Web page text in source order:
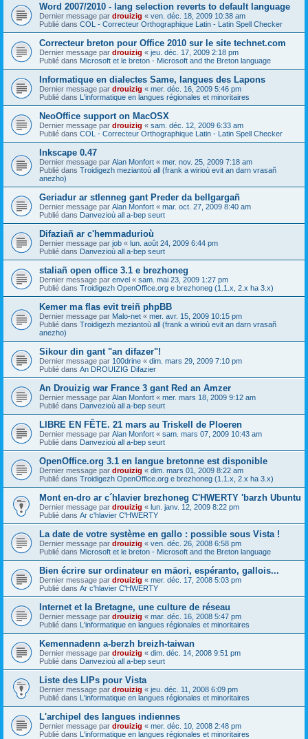
Word 2007/2010 - lang selection reverts to default language
Dernier message par drouizig « ven. déc. 18, 2009 10:38 am
Publié dans COL - Correcteur Orthographique Latin - Latin Spell Checker
Correcteur breton pour Office 2010 sur le site technet.com
Dernier message par drouizig « jeu. déc. 17, 2009 2:18 pm
Publié dans Microsoft et le breton - Microsoft and the Breton language
Informatique en dialectes Same, langues des Lapons
Dernier message par drouizig « mer. déc. 16, 2009 5:46 pm
Publié dans L'informatique en langues régionales et minoritaires
NeoOffice support on MacOSX
Dernier message par drouizig « sam. déc. 12, 2009 6:33 am
Publié dans COL - Correcteur Orthographique Latin - Latin Spell Checker
Inkscape 0.47
Dernier message par Alan Monfort « mer. nov. 25, 2009 7:18 am
Publié dans Troidigezh meziantoù all (frank a wirioù evit an darn vrasañ
anezho)
Geriadur ar stlenneg gant Preder da bellgargañ
Dernier message par Alan Monfort « mar. oct. 27, 2009 8:40 am
Publié dans Danvezioù all a-bep seurt
Difaziañ ar c'hemmadurioù
Dernier message par job « lun. août 24, 2009 6:44 pm
Publié dans Danvezioù all a-bep seurt
staliañ open office 3.1 e brezhoneg
Dernier message par envel « sam. mai 23, 2009 1:27 pm
Publié dans Troidigezh OpenOffice.org e brezhoneg (1.1.x, 2.x ha 3.x)
Kemer ma flas evit treiñ phpBB
Dernier message par Malo-net « mer. avr. 15, 2009 10:15 pm
Publié dans Troidigezh meziantoù all (frank a wirioù evit an darn vrasañ
anezho)
Sikour din gant "an difazer"!
Dernier message par 100drine « dim. mars 29, 2009 7:10 pm
Publié dans An DROUIZIG Difazier
An Drouizig war France 3 gant Red an Amzer
Dernier message par Alan Monfort « mer. mars 18, 2009 9:12 am
Publié dans Danvezioù all a-bep seurt
LIBRE EN FÊTE. 21 mars au Triskell de Ploeren
Dernier message par Alan Monfort « sam. mars 07, 2009 10:43 am
Publié dans Danvezioù all a-bep seurt
OpenOffice.org 3.1 en langue bretonne est disponible
Dernier message par drouizig « dim. mars 01, 2009 8:22 am
Publié dans Troidigezh OpenOffice.org e brezhoneg (1.1.x, 2.x ha 3.x)
Mont en-dro ar c´hlavier brezhoneg C'HWERTY 'barzh Ubuntu
Dernier message par drouizig « lun. janv. 12, 2009 8:22 pm
Publié dans Ar c'hlavier C'HWERTY
La date de votre système en gallo : possible sous Vista !
Dernier message par drouizig « ven. déc. 26, 2008 6:58 pm
Publié dans Microsoft et le breton - Microsoft and the Breton language
Bien écrire sur ordinateur en māori, espéranto, gallois...
Dernier message par drouizig « mer. déc. 17, 2008 5:03 pm
Publié dans Ar c'hlavier C'HWERTY
Internet et la Bretagne, une culture de réseau
Dernier message par drouizig « mar. déc. 16, 2008 5:47 pm
Publié dans L'informatique en langues régionales et minoritaires
Kemennadenn a-berzh breizh-taiwan
Dernier message par drouizig « dim. déc. 14, 2008 9:51 pm
Publié dans Danvezioù all a-bep seurt
Liste des LIPs pour Vista
Dernier message par drouizig « jeu. déc. 11, 2008 6:09 pm
Publié dans L'informatique en langues régionales et minoritaires
L'archipel des langues indiennes
Dernier message par drouizig « mer. déc. 10, 2008 2:48 pm
Publié dans L'informatique en langues régionales et minoritaires